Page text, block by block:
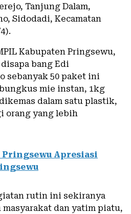
Tanjung Dalam,
Sidodadi, Kecamatan
Kabupaten Pringsewu,
bang Edi
sebanyak 50 paket ini
mie instan, 1kg
dalam satu plastik,
orang yang lebih
Pringsewu Apresiasi
rutin ini sekiranya
dan yatim piatu,